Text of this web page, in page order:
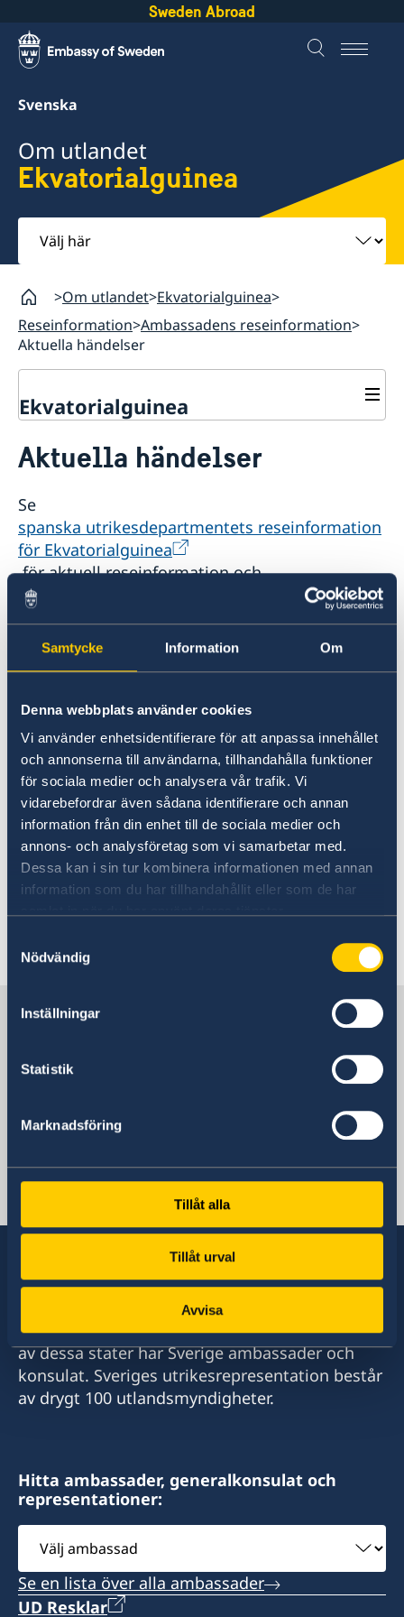
Samtycke Information Om
Denna webbplats använder cookies
Vi använder enhetsidentifierare för att anpassa innehållet
och annonserna till användarna, tillhandahålla funktioner
för sociala medier och analysera vår trafik. Vi
vidarebefordrar även sådana identifierare och annan
information från din enhet till de sociala medier och
annons- och analysföretag som vi samarbetar med.
Dessa kan i sin tur kombinera informationen med annan
information som du har tillhandahållit eller som de har
Nödvändig
Inställningar
Statistik
Marknadsföring
Tillåt alla
Tillåt urval
Avvisa
Sweden Abroad
Svenska
Om utlandet
Ekvatorialguinea
Välj
här
Om utlandet Ekvatorialguinea
Reseinformation Ambassadens reseinformation
Aktuella händelser
Ekvatorialguinea
Hjälp till svenskar i Ekvatorialguinea
Pass utomlands
Hjälp kring medborgarskap
Schengenviseringar och uppehållstillstånd för besök
till Sverige
Ambassadens reseinformation
Aktuella händelser
Aktuella händelser
Se
spanska utrikesdepartmentets reseinformation
för Ekvatorialguinea
för aktuell reseinformation och
lägesbeskrivning i allmänhet.
För dig som befinner dig i Ekvatorialguinea
finns möjligheten att anmäla dig till
användas av UD eller ambassaden för att
kontakta dig om en konsulär krissituation
skulle inträffa. Anmälan kan göras på
hemsidan:Svensklistan - Sweden Abroad
Befinner du dig i landet och behöver stöd
utanför ambassaden i Kinshasas öppettider kan
du kontakta UD-jouren (+46-(0)8-405 50 05,
ud-jouren@gov.se).
Sverige i Ekvatorialguinea
Sveriges Ambassad
D.R. Kongo, Kinshasa
Svenska konsulat
Sverige har diplomatiska förbindelser med i
stort sett alla stater i världen. I ungefär hälften
av dessa stater har Sverige ambassader och
konsulat. Sveriges utrikesrepresentation består
av drygt 100 utlandsmyndigheter.
Hitta ambassader, generalkonsulat och
representationer:
Välj
ambassad
Se en lista över alla ambassader
UD Resklar